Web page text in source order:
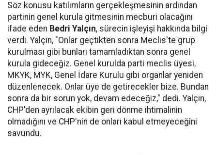
Söz konusu katılımların gerçekleşmesinin ardından
partinin genel kurula gitmesinin mecburi olacağını
ifade eden Bedri Yalçın, sürecin işleyişi hakkında bilgi
verdi. Yalçın, "Onlar geçtikten sonra Meclis'te grup
kurulması gibi bunları tamamladıktan sonra genel
kurula gideceğiz. Genel kurulda parti meclis üyesi,
MKYK, MYK, Genel İdare Kurulu gibi organlar yeniden
düzenlenecek. Onlar üye de getirecekler bize. Bundan
sonra da bir sorun yok, devam edeceğiz," dedi. Yalçın,
CHP'den ayrılacak ekibin geri dönme ihtimalinin
olmadığını ve CHP'nin de onları kabul etmeyeceğini
savundu.